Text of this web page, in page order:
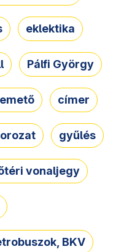
eklektika
Pálfi György
címer
gyűlés
vonaljegy
BKV